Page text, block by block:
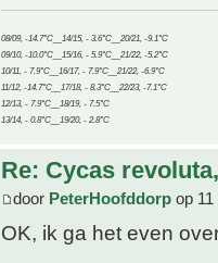
08/09, -14.7°C__14/15, - 3.6°C__20/21, -9.1°C
09/10, -10.0°C__15/16, - 5.9°C__21/22, -5.2°C
10/11, - 7.9°C__16/17, - 7.9°C__21/22, -6.9°C
11/12, -14.7°C__17/18, - 8.3°C__22/23, -7.1°C
12/13, - 7.9°C__18/19, - 7.5°C
13/14, - 0.8°C__19/20, - 2.8°C
Re: Cycas
door PeterHoofddorp op
OK, ik ga het even